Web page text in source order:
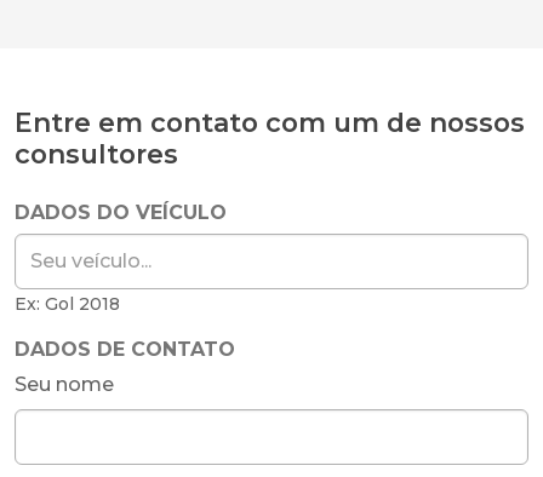
Entre em contato com um de nossos
consultores
DADOS DO VEÍCULO
Ex: Gol 2018
DADOS DE CONTATO
Seu nome